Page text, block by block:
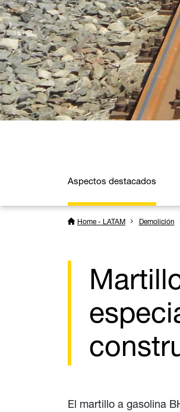
Aspectos destacados
Home - LATAM Demolición
El martillo a gasolina